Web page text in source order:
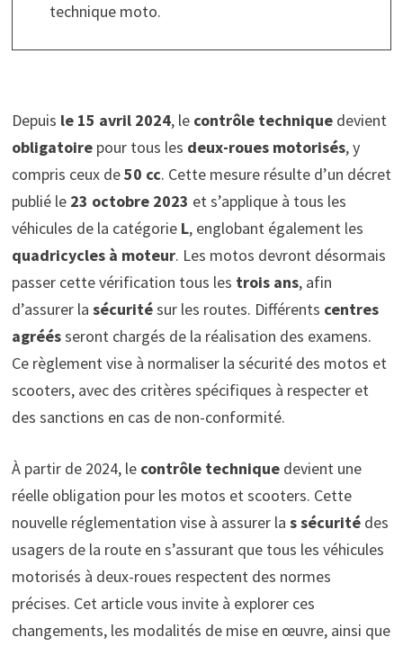
technique moto.
Depuis le 15 avril 2024, le contrôle techniquedevient
obligatoirepour tous les deux-roues motorisés, y
compris ceux de50 cc. Cette mesure résulte d’un décret
publié le 23 octobre 2023 et s’applique à tous les
véhicules de la catégorie L, englobant également les
quadricycles à moteur. Les motos devront désormais
passer cette vérification tous les trois ans, afin
d’assurer la sécuritésur les routes. Différents centres
agréésseront chargés de la réalisation des examens.
Ce règlement vise à normaliser la sécurité des motos et
scooters, avec des critères spécifiques à respecter et
des sanctions en cas de non-conformité.
À partir de 2024, le contrôle techniquedevient une
réelle obligation pour les motos et scooters. Cette
nouvelle réglementation vise à assurer la s sécuritédes
usagers de la route en s’assurant que tous les véhicules
motorisés à deux-roues respectent des normes
précises. Cet article vous invite à explorer ces
changements, les modalités de mise en œuvre, ainsi que